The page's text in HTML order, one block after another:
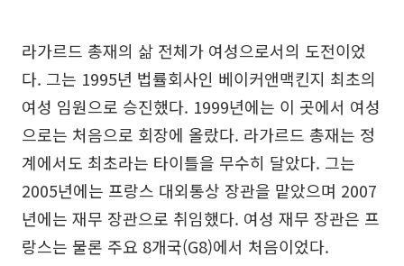
라가르드 총재의 삶 전체가 여성으로서의 도전이었
다. 그는 1995년 법률회사인 베이커앤맥킨지 최초의
여성 임원으로 승진했다. 1999년에는 이 곳에서 여성
으로는 처음으로 회장에 올랐다. 라가르드 총재는 정
계에서도 최초라는 타이틀을 무수히 달았다. 그는
2005년에는 프랑스 대외통상 장관을 맡았으며 2007
년에는 재무 장관으로 취임했다. 여성 재무 장관은 프
랑스는 물론 주요 8개국(G8)에서 처음이었다.